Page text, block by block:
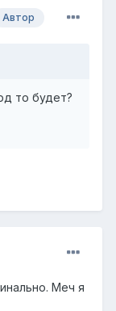
Автор
то будет?
Меч я